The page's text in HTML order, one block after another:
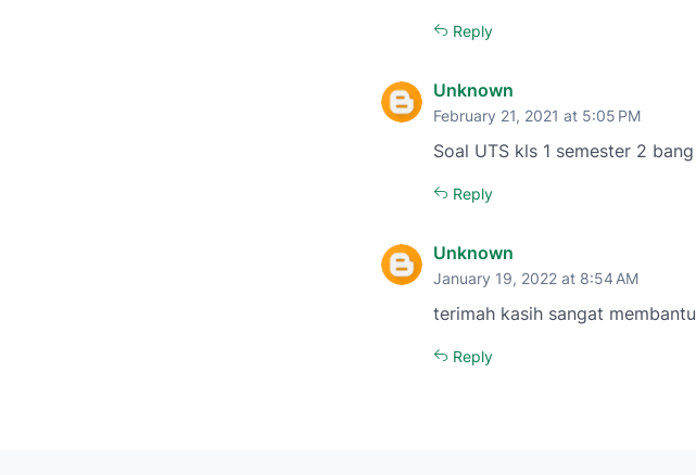
Reply
Unknown
February 21, 2021 at 5:05 PM
Soal UTS kls 1 semester 2 bang
Reply
Unknown
January 19, 2022 at 8:54 AM
terimah kasih sangat membantu
Reply